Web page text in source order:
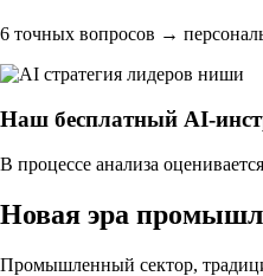
6 точных вопросов →
Наш бесплатный AI-
В процессе анализа
Новая эра
Промышленный сектор,